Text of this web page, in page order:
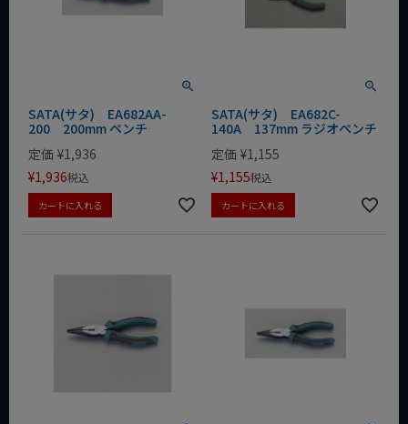
SATA(サタ) EA682AA-
200 200mm ペンチ
定価 ¥1,936
¥1,936税込
カートに入れる
SATA(サタ) EA682C-
140A 137mm ラジオペンチ
定価 ¥1,155
¥1,155税込
カートに入れる